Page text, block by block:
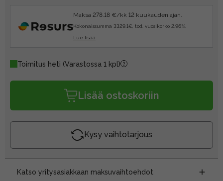
Maksa 278.18 €/kk 12 kuukauden ajan.
Kokonaissumma 3329.1€, tod. vuosikorko 2.96%.
Lue lisää
Toimitus heti (Varastossa 1 kpl)
Lisää ostoskoriin
Kysy vaihtotarjous
Katso yritysasiakkaan maksuvaihtoehdot